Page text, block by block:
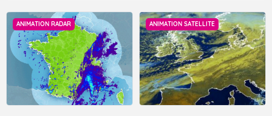
ANIMATION RADAR ANIMATION SATELLITE